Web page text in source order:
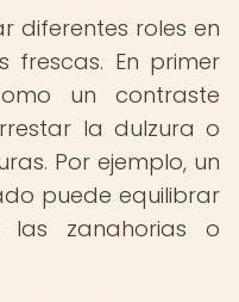
diferentes roles en
frescas. En primer
un contraste
la dulzura o
Por ejemplo, un
puede equilibrar
las zanahorias o